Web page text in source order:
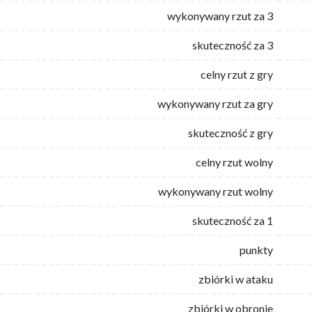
wykonywany rzut za 3
skuteczność za 3
celny rzut z gry
wykonywany rzut za gry
skuteczność z gry
celny rzut wolny
wykonywany rzut wolny
skuteczność za 1
punkty
zbiórki w ataku
zbiórki w obronie